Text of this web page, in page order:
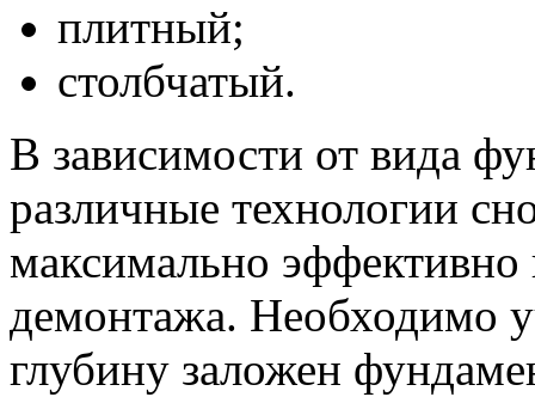
плитный;
столбчатый.
В зависимости от вида
различные технологии
максимально эффективно
демонтажа. Необходимо
глубину заложен